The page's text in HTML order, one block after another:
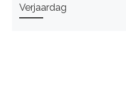
Verjaardag